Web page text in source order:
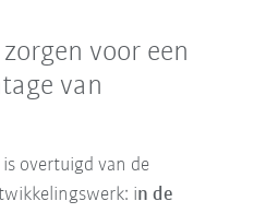
voor een
van
overtuigd van de
in de